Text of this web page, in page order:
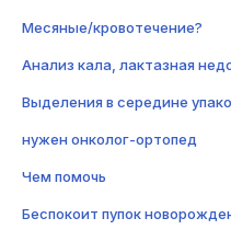
Месяные/кровотечение?
Анализ кала, лактазная
Выделения в середине
нужен онколог-ортопед
Чем помочь
Беспокоит пупок